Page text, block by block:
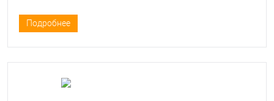
Подробнее